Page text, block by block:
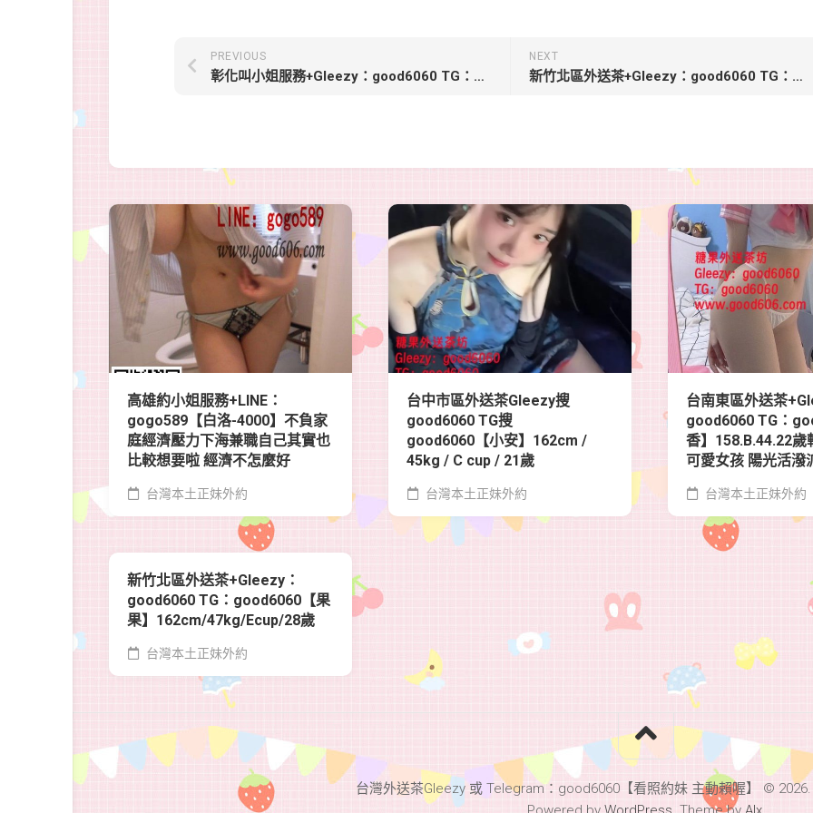
NEXT
新竹北區外送茶+Gleezy：good6060 TG：good6060【燕子-5000】156.C.45.25歲很騷很饑渴 輕功很厲害
PREVIOUS
彰化叫小姐服務+Gleezy：good6060 TG：good6060【琪琪】160.46kg.25歲.C大尺度美容師 粉色鮑魚 穴緊淫水多
高雄約小姐服務+LINE：
gogo589【白洛-4000】不負家
庭經濟壓力下海兼職自己其實也
比較想要啦 經濟不怎麼好
台灣本土正妹外約
台中市區外送茶Gleezy搜
good6060 TG搜
good6060【小安】162cm /
45kg / C cup / 21歲
台灣本土正妹外約
台南東區外送茶
good6060 TG：
香】158.B.44.22歲
可愛女孩 陽光活潑
台灣本土正妹外約
新竹北區外送茶+Gleezy：
good6060 TG：good6060【果
果】162cm/47kg/Ecup/28歲
台灣本土正妹外約
台灣外送茶Gleezy 或 Telegram：good6060【看照約妹 主動賴喔】 ©